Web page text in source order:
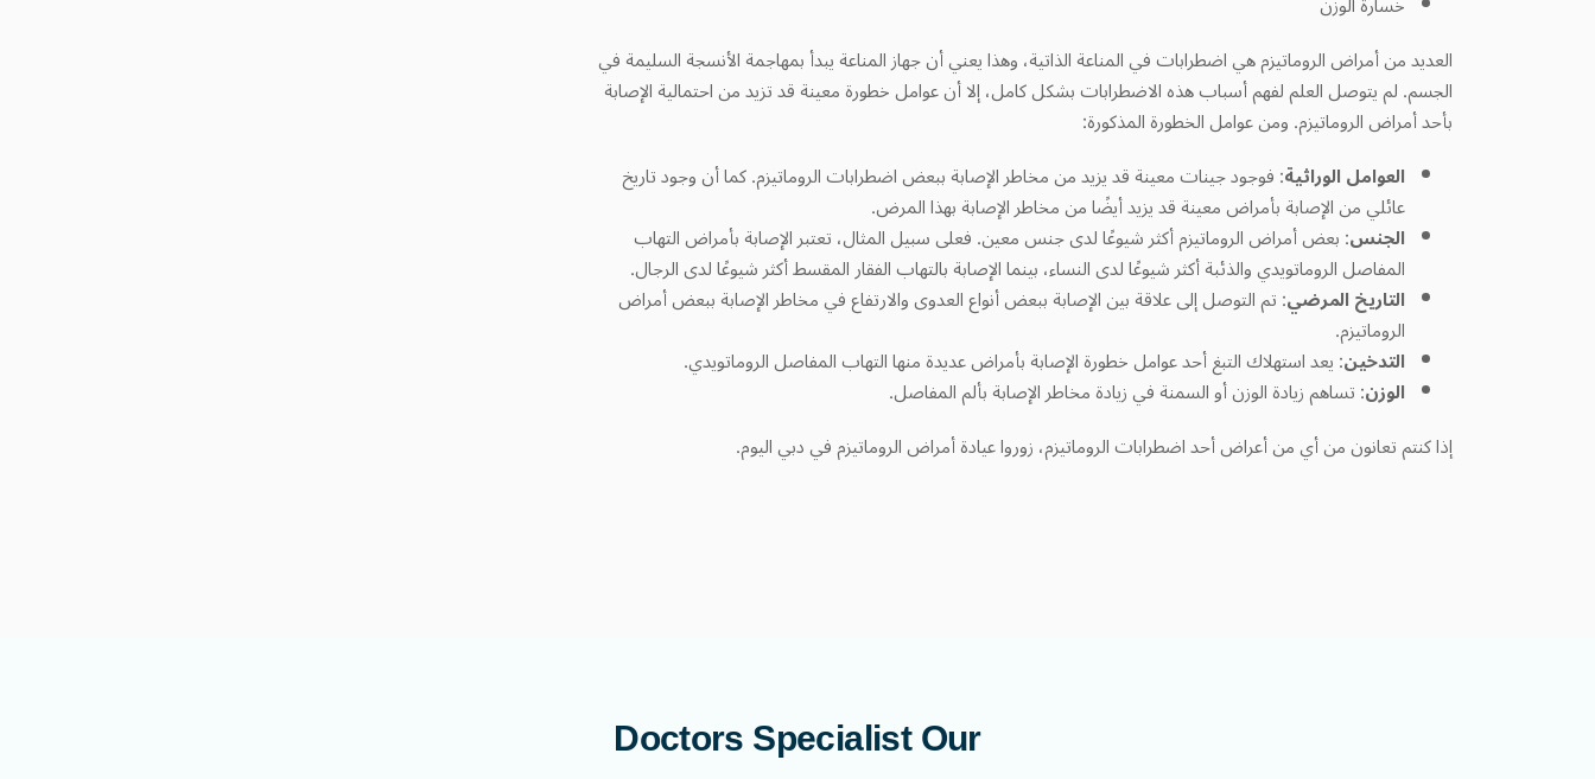
العديد من أمراض الروماتيزم هي اضطرابات في المناعة الذاتية، وهذا يعني أن جهاز المناعة يبدأ بمهاجمة الأنسجة السليمة في
الجسم. لم يتوصل العلم لفهم أسباب هذه الاضطرابات بشكل كامل، إلا أن عوامل خطورة معينة قد تزيد من احتمالية الإصابة
بأحد أمراض الروماتيزم. ومن عوامل الخطورة المذكورة:
العوامل الوراثية: فوجود جينات معينة قد يزيد من مخاطر الإصابة ببعض اضطرابات الروماتيزم. كما أن وجود تاريخ
عائلي من الإصابة بأمراض معينة قد يزيد أيضًا من مخاطر الإصابة بهذا المرض.
الجنس: بعض أمراض الروماتيزم أكثر شيوعًا لدى جنس معين. فعلى سبيل المثال، تعتبر الإصابة بأمراض التهاب
المفاصل الروماتويدي والذئبة أكثر شيوعًا لدى النساء، بينما الإصابة بالتهاب الفقار المقسط أكثر شيوعًا لدى الرجال.
التاريخ المرضي: تم التوصل إلى علاقة بين الإصابة ببعض أنواع العدوى والارتفاع في مخاطر الإصابة ببعض أمراض
الروماتيزم.
التدخين: يعد استهلاك التبغ أحد عوامل خطورة الإصابة بأمراض عديدة منها التهاب المفاصل الروماتويدي.
الوزن: تساهم زيادة الوزن أو السمنة في زيادة مخاطر الإصابة بألم المفاصل.
إذا كنتم تعانون من أي من أعراض أحد اضطرابات الروماتيزم، زوروا عيادة أمراض الروماتيزم في دبي اليوم.
Our
Specialist
Doctors